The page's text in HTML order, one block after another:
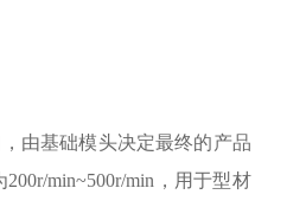
由基础模头决定最终的产品
200r/min~500r/min ，用于型材